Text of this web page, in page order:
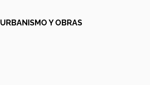
URBANISMO Y OBRAS